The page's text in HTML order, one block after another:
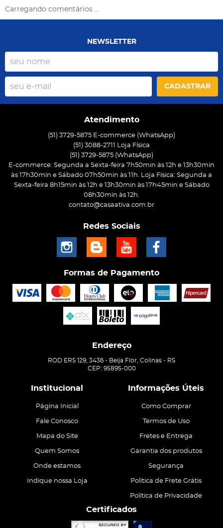
Carregando comentários ...
NEWSLETTER
CADASTRAR
Atendimento
(51) 3729-5875 E-commerce (WhatsApp)
(51) 3088-2711 Loja Física
(51) 3729-5875 (WhatsApp)
E-commerce: Segunda a Sexta-feira 7h50min às 12h e 13h30min
às 17h30min e Sábado 07h50min às 11h. Loja Física: Segunda a
Sexta-feira 8h15min às 12h e 13h30min às 17h45min e Sábado
08h30min às 12h.
contato@casaativa.com.br
Redes Sociais
Formas de Pagamento
Endereço
ROD ERS 129, 3436 - Beija Flor, Colinas - RS
CEP: 95895-000
Institucional
Página Inicial
Fale Conosco
Mapa do Site
Quem Somos
Onde estamos
Indique nossa Loja
Informações Úteis
Como Comprar
Termos de Uso
Fretes e Entrega
Garantia dos produtos
Segurança
Politica de Frete Grátis
Política de Privacidade
Certificados